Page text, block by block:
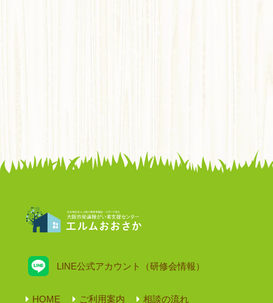
LINE公式アカウント（研修会情報）
HOME ご利用案内 相談の流れ